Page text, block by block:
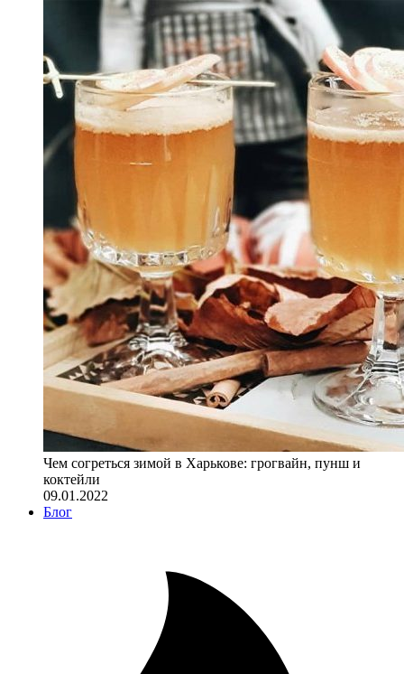
Чем согреться зимой в Харькове: грогвайн, пунш и
коктейли
09.01.2022
Блог